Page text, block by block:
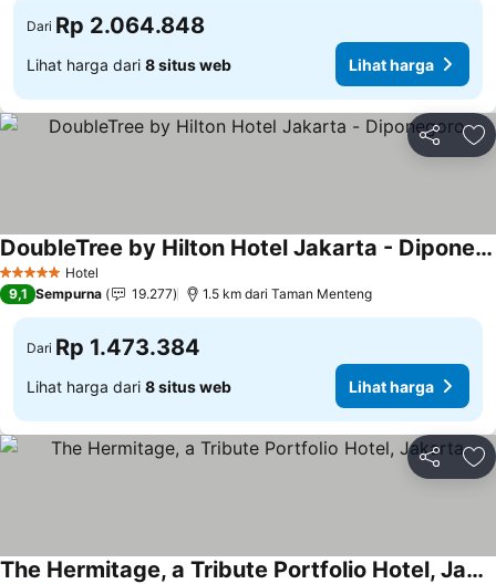
Dari Rp 2.064.848
Lihat harga dari 8 situs web Lihat harga
Bagikan
5 Bintang Hotel
DoubleTree by Hilton Hotel Jakarta - Diponegoro
Lihat harga
9,1 Sempurna 19.277 1.5 km dari Taman Menteng
Dari Rp 1.473.384
Lihat harga dari 8 situs web Lihat harga
Bagikan
The Hermitage, a Tribute Portfolio Hotel, Jakarta